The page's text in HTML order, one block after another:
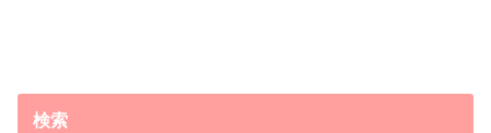
検索